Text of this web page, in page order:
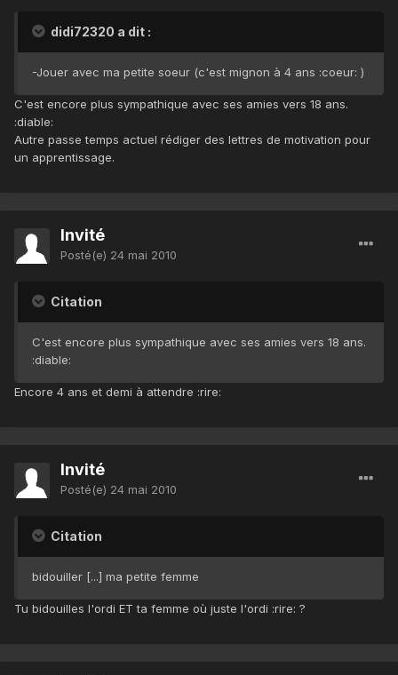
didi72320 a dit :
-Jouer avec ma petite soeur (c'est mignon à 4 ans :coeur: )
C'est encore plus sympathique avec ses amies vers 18 ans.
:diable:
Autre passe temps actuel rédiger des lettres de motivation pour
un apprentissage.
Invité
Posté(e) 24 mai 2010
Citation
C'est encore plus sympathique avec ses amies vers 18 ans.
:diable:
Encore 4 ans et demi à attendre :rire:
Invité
Posté(e) 24 mai 2010
Citation
bidouiller [...] ma petite femme
Tu bidouilles l'ordi ET ta femme où juste l'ordi :rire: ?